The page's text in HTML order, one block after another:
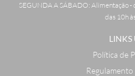
SEGUNDA A SÁBADO: Alimentação -
das 10h
LINKS
Política de